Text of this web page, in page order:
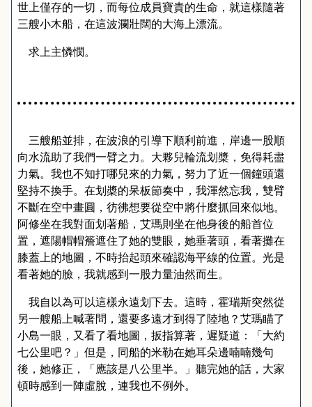
世上僅存的一切，而每位成員寶貴的生命，就這樣隨著
三艘小木船，在這波瀾壯闊的大海上漂流。
求上主憐憫。
三艘船並排，在波浪的引導下順利前進，岸邊一股順
向水流助了我們一臂之力。大夥兒輪流划槳，免得耗盡
力氣。我也不知打哪兒來的力氣，努力了近一個鐘頭還
堅持不換手。在划槳的呆板節奏中，我渾然忘我，雙臂
不斷在空中畫圓，彷彿想要從空中將什麼抓回來似地。
阿修坐在我對面划著船，艾瑪則坐在他身後的船首位
置，遮陽帽帽簷遮住了她的雙眼，她垂著頭 ， 看著攤在
膝蓋上的地圖，不時抬起頭來確認海平線的位置。光是
看著她的臉，我就感到一股力量油然而生。
我自以為可以這樣永遠划下去。 這時，霍瑞斯突然從
另一艘船上喊著問，還要多遠才到得了陸地 ？ 艾瑪瞄了
小島一眼，又看了看地圖，扳指算著，遲疑道 ：「大約
七公里吧？」但是，同船的米勒在她耳朵邊喃喃幾句
後，她修正，「應該是八公里半。」聽完她的話，大家
頓時感到一陣虛脫，連我也不例外。